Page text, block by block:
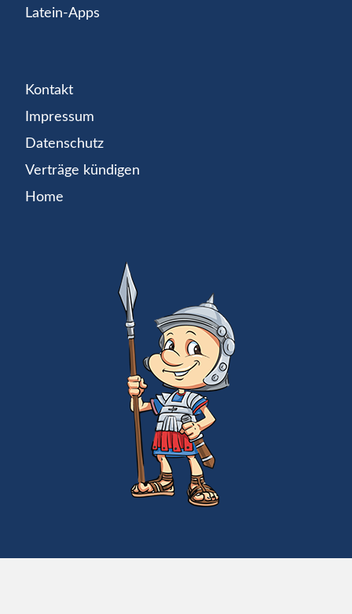
Latein-Apps
Kontakt
Impressum
Datenschutz
Verträge kündigen
Home